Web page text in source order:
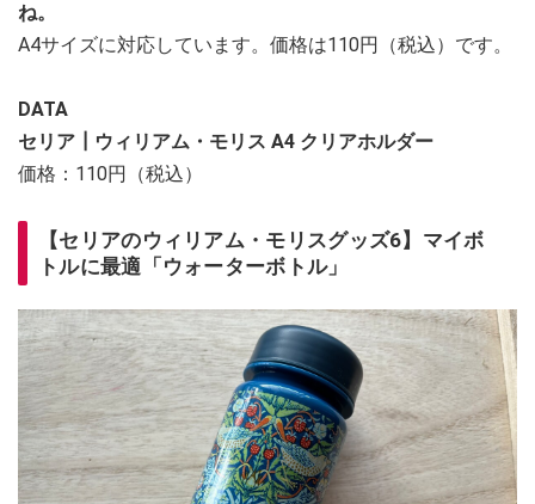
ね。
A4サイズに対応しています。価格は110円（税込）です。
DATA
セリア┃ウィリアム・モリス A4 クリアホルダー
価格：110円（税込）
【セリアのウィリアム・モリスグッズ6】マイボ
トルに最適「ウォーターボトル」